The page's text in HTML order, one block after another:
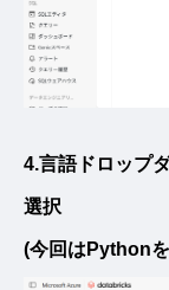
4.言語ドロップ
選択
(今回はPython